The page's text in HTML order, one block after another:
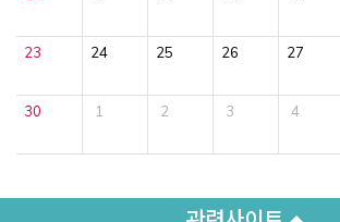
23 24 25 26 27
30 1 2 3 4